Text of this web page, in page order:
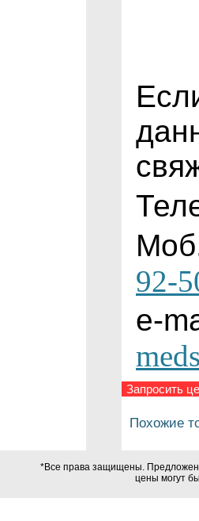
92-
e-
Запросить
Похожие
*Все права защищены.
цены могут